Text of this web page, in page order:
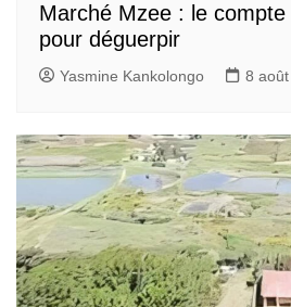
Marché Mzee : le
pour déguerpir
Yasmine Kankolongo 8